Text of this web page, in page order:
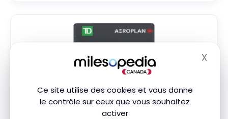
Ce site utilise des cookies et vous donne
le contrôle sur ceux que vous souhaitez
activer
X
Jusqu'à 40 000 Points Aéroplan†
Valeur de la première année :